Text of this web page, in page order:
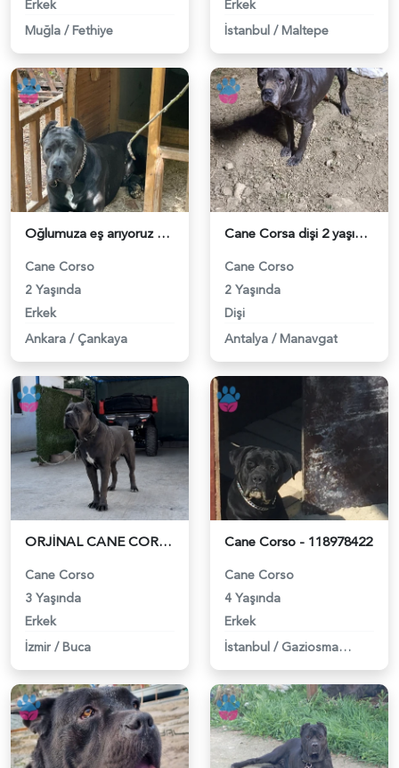
Erkek
Muğla / Fethiye
Erkek
İstanbul / Maltepe
Oğlumuza eş arıyoruz - 118980670
Cane Corso
2 Yaşında
Erkek
Ankara / Çankaya
Cane Corsa dişi 2 yaşında güzel bir erkek arıyoruz çiftleştirme için - 118980529
Cane Corso
2 Yaşında
Dişi
Antalya / Manavgat
ORJİNAL CANE CORSO OĞLUMUZA EŞ ARIYORUZ - 118979640
Cane Corso
3 Yaşında
Erkek
İzmir / Buca
Cane Corso - 118978422
Cane Corso
4 Yaşında
Erkek
İstanbul / Gaziosmanpaşa